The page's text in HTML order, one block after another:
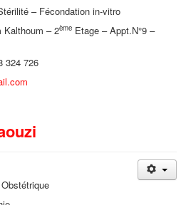
– Fécondation in-vitro
Kalthoum – 2ème Etage – Appt.N°9 –
324 726